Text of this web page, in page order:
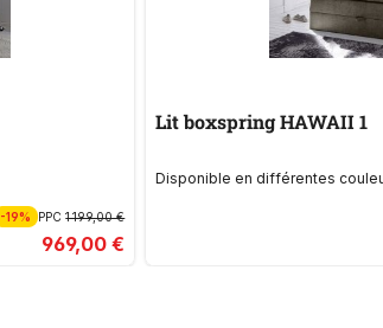
-19% PPC1 199,00 €
969,00 €
Lit boxspring HAWAII 1
Disponible en différentes